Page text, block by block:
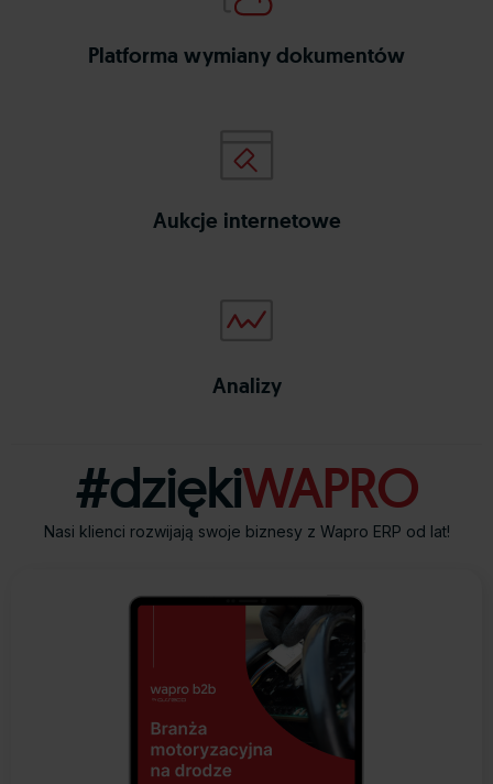
Platforma wymiany dokumentów
businesslink
Aukcje internetowe
wapro
Analizy
wapro
#dziękiWAPRO
Nasi klienci rozwijają swoje biznesy z Wapro ERP od lat!